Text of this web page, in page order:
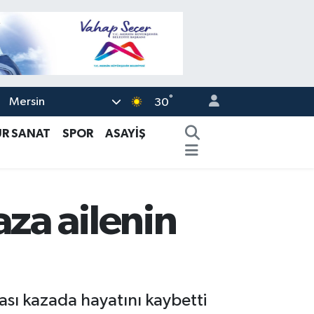
Mersin 30°
SANAT SPOR
ASAYİŞ
ailenin
kazada hayatını kaybetti